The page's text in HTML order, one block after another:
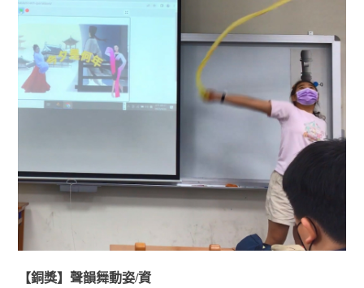
【銅獎】聲韻舞動姿/資